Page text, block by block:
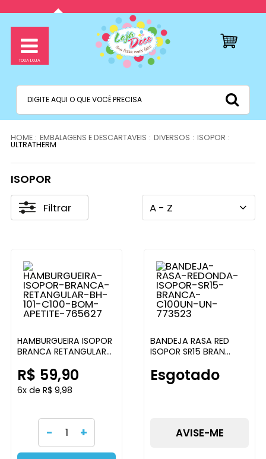
EMBALAGENS E DESCARTAVEIS DIVERSOS ISOPOR
ULTRATHERM
ISOPOR
Filtrar A - Z
HAMBURGUEIRA ISOPOR
BRANCA RETANGULAR
APETITE
R$ 59,90
6x de R$ 9,98
- +
BANDEJA RASA RED
ISOPOR SR15 BRAN
Esgotado
AVISE-ME